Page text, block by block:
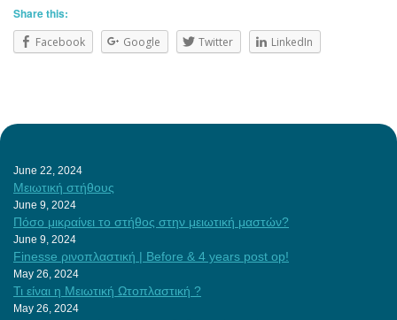
Share this:
Facebook Google Twitter LinkedIn
June 22, 2024
Μειωτική στήθους
June 9, 2024
Πόσο μικραίνει το στήθος στην μειωτική μαστών?
June 9, 2024
Finesse ρινοπλαστική | Before & 4 years post op!
May 26, 2024
Τι είναι η Μειωτική Ωτοπλαστική ?
May 26, 2024